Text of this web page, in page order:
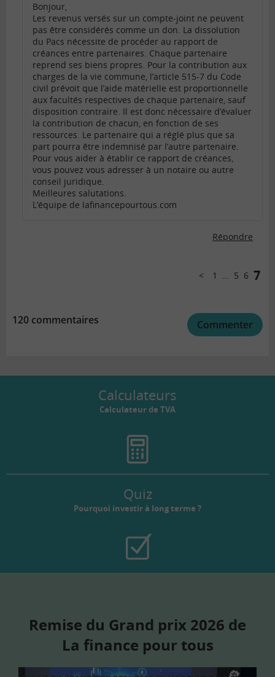
Bonjour,
Les revenus versés sur un compte-joint ne peuvent
pas être considérés comme un don. La dissolution
du Pacs nécessite de procéder au rapport de
créances entre partenaires. Chaque partenaire
reprend ses biens propres. Pour la contribution aux
charges de la vie commune, l’article 515-7 du Code
civil prévoit que l’aide matérielle est proportionnelle
aux facultés respectives de chaque partenaire, sauf
disposition contraire. Il est donc nécessaire d’évaluer
la contribution de chacun, en fonction de ses
ressources. Le partenaire qui a réglé plus que sa
part pourra être indemnisé par l’autre partenaire.
Pour vous aider à établir ce rapport de créances,
vous pouvez vous adresser à un notaire ou autre
conseil juridique.
Meilleures salutations.
L’équipe de lafinancepourtous.com
Répondre
Précédent
1 … 5 6 7
120 commentaires Commenter
Calculateurs
Calculateur de TVA
Quiz
Pourquoi investir à long terme ?
Remise du Grand prix 2026 de
La finance pour tous